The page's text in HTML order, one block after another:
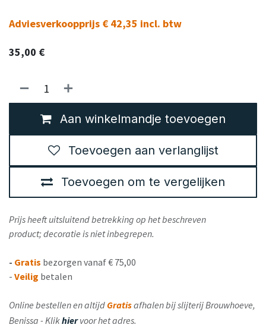
Adviesverkoopprijs € 42,35 incl. btw
35,00 €
Aan winkelmandje toevoegen
Toevoegen om te vergelijken
Toevoegen aan verlanglijst
Prijs heeft uitsluitend betrekking op het beschreven
product; decoratie is niet inbegrepen.
- Gratis bezorgen vanaf € 75,00
- Veilig betalen
Online bestellen en altijd Gratisafhalen bij slijterij Brouwhoeve,
Benissa - Klikhiervoor het adres.